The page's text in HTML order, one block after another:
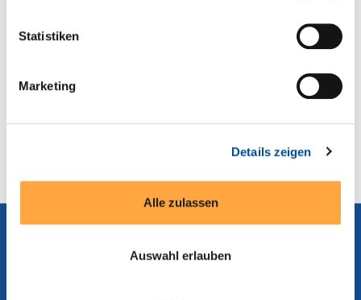
Statistiken
Marketing
Details zeigen
Alle zulassen
Auswahl erlauben
* Weitbereichseingang 85-264 VAC (85-305 VAC
Abonnieren Sie unseren Newsletter